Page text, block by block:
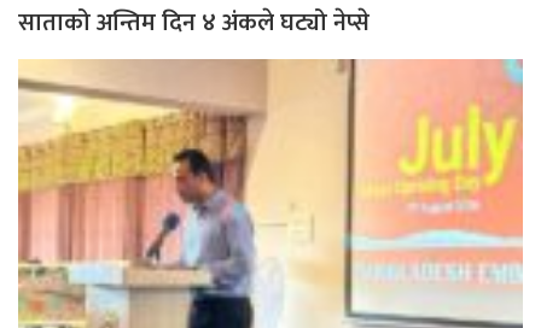
साताको अन्तिम दिन ४ अंकले घट्यो नेप्से